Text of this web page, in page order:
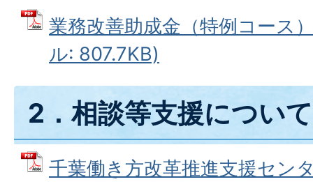
業務改善助成金（特例コース
ル: 807.7KB)
2．相談等支援について
千葉働き方改革推進支援セン